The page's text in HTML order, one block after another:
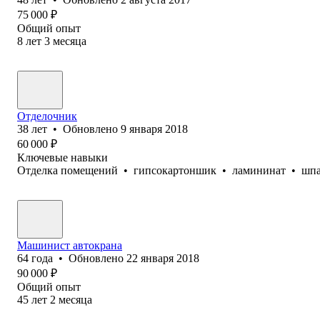
75 000 ₽
Общий опыт
8 лет 3 месяца
Отделочник
38 лет • Обновлено 9 января 2018
60 000 ₽
Ключевые навыки
Отделка помещений • гипсокартоншик • ламининат •
Машинист автокрана
64 года • Обновлено 22 января 2018
90 000 ₽
Общий опыт
45 лет 2 месяца